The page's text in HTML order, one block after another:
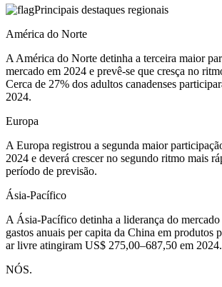
Principais destaques regionais
América do Norte
A América do Norte detinha a terceira maior
mercado em 2024 e prevê-se que cresça no
Cerca de 27% dos adultos canadenses
2024.
Europa
A Europa registrou a segunda maior
2024 e deverá crescer no segundo ritmo mais
período de previsão.
Ásia-Pacífico
A Ásia-Pacífico detinha a liderança do
gastos anuais per capita da China em produtos
ar livre atingiram US$ 275,00–687,50 em 2024.
NÓS.